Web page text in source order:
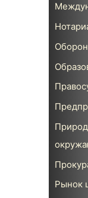
Рынок